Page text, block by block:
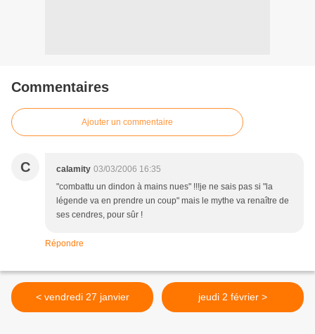
Commentaires
Ajouter un commentaire
C calamity 03/03/2006 16:35
"combattu un dindon à mains nues" !!!je ne sais pas si "la
légende va en prendre un coup" mais le mythe va renaître de
ses cendres, pour sûr !
Répondre
< vendredi 27 janvier jeudi 2 février >